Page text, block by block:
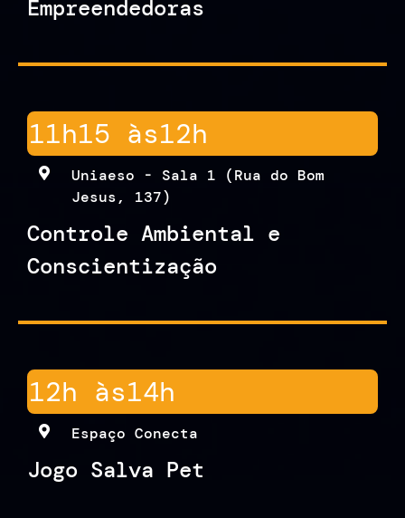
Empreendedoras
11h15 às12h
Uniaeso - Sala 1 (Rua do Bom
Jesus, 137)
Controle Ambiental e
Conscientização
12h às14h
Espaço Conecta
Jogo Salva Pet